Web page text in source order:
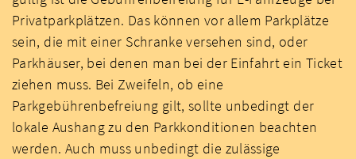
Privatparkplätzen. Das können vor allem Parkplätze
sein, die mit einer Schranke versehen sind, oder
Parkhäuser, bei denen man bei der Einfahrt ein Ticket
ziehen muss. Bei Zweifeln, ob eine
Parkgebührenbefreiung gilt, sollte unbedingt der
lokale Aushang zu den Parkkonditionen beachten
werden. Auch muss unbedingt die zulässige